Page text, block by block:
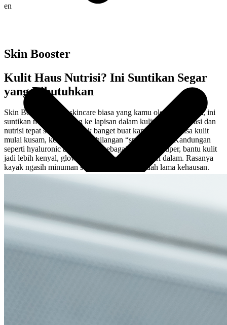
en
Skin Booster
Kulit Haus Nutrisi? Ini Suntikan Segar
yang Dibutuhkan
Skin Booster bukan skincare biasa yang kamu oles tiap malam, ini
suntikan mikro langsung ke lapisan dalam kulit, ngasih hidrasi dan
nutrisi tepat sasaran. Cocok banget buat kamu yang merasa kulit
mulai kusam, kering, atau kehilangan “sparkle”-nya. Kandungan
seperti hyaluronic acid bekerja sebagai pelembap super, bantu kulit
jadi lebih kenyal, glowing, dan tampak sehat dari dalam. Rasanya
kayak ngasih minuman segar ke kulit yang udah lama kehausan.